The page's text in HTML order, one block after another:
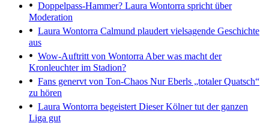
Doppelpass-Hammer? Laura Wontorra spricht über
Moderation
Laura Wontorra Calmund plaudert vielsagende Geschichte
aus
Wow-Auftritt von Wontorra Aber was macht der
Kronleuchter im Stadion?
Fans genervt von Ton-Chaos Nur Eberls „totaler Quatsch“
zu hören
Laura Wontorra begeistert Dieser Kölner tut der ganzen
Liga gut